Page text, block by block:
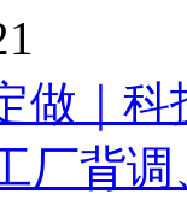
做｜
厂背